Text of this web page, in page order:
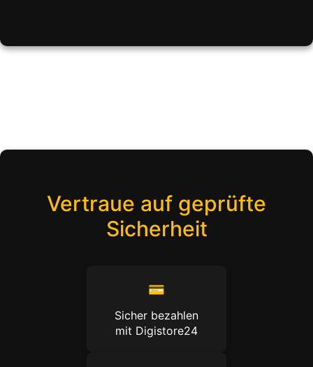
Vertraue auf geprüfte
Sicherheit
💳
Sicher bezahlen
mit Digistore24